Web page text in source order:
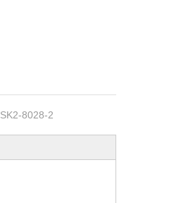
SK2-8028-2